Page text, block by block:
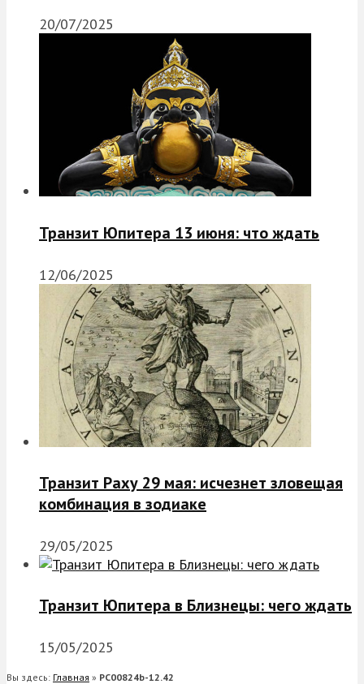
20/07/2025
Транзит Юпитера 13 июня: что ждать
12/06/2025
Транзит Раху 29 мая: исчезнет зловещая
комбинация в зодиаке
29/05/2025
Транзит Юпитера в Близнецы: чего ждать
15/05/2025
Вы здесь: Главная » PC00824b-12.42